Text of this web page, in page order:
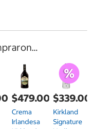
$479.00
Crema
Irlandesa
$339.00
Kirkland
Signature